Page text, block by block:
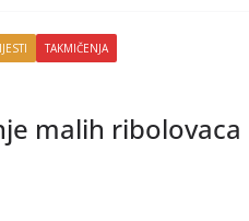
TAKMIČENJA
malih ribolovaca